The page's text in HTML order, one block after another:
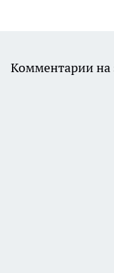
Комментарии на